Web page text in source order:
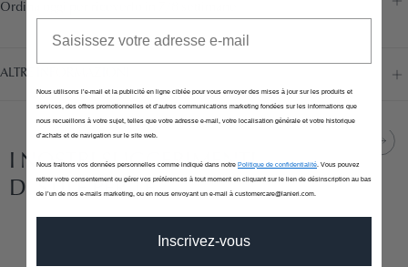
Ordina oggi per riceverlo in 7/8 settimane
ALTRE INFORMAZIONI
I NOSTRI SUGGERIMENTI
DI STILE PER TE
Nous utilisons l’e-mail et la publicité en ligne ciblée pour vous envoyer des mises à jour sur les produits et
services, des offres promotionnelles et d’autres communications marketing fondées sur les informations que
nous recueillons à votre sujet, telles que votre adresse e-mail, votre localisation générale et votre historique
d’achats et de navigation sur le site web.
Nous traitons vos données personnelles comme indiqué dans notre Politique de confidentialité . Vous pouvez
retirer votre consentement ou gérer vos préférences à tout moment en cliquant sur le lien de désinscription au bas
de l’un de nos e-mails marketing, ou en nous envoyant un e-mail à customercare@lanieri.com.
Inscrivez-vous